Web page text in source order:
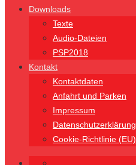
Downloads
Texte
Audio-Dateien
PSP2018
Kontakt
Kontaktdaten
Anfahrt und Parken
Impressum
Datenschutzerklärung
Cookie-Richtlinie (EU)